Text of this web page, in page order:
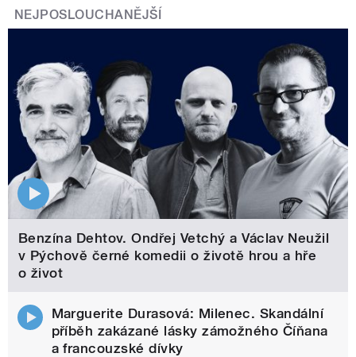
NEJPOSLOUCHANĚJŠÍ
Benzína Dehtov. Ondřej Vetchý a Václav Neužil
v Pýchově černé komedii o životě hrou a hře
o život
Marguerite Durasová: Milenec. Skandální
příběh zakázané lásky zámožného Číňana
a francouzské dívky